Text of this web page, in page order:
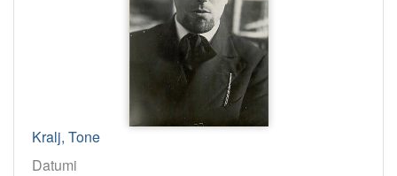
Kralj, Tone
Datumi